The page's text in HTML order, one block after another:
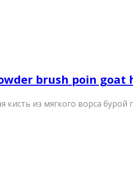
brush poin
кисть из мягкого ворса